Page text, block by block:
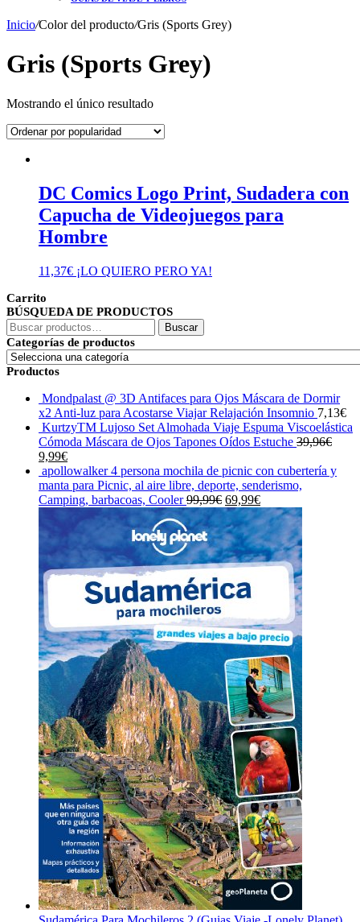
Inicio/Color del producto/Gris (Sports Grey)
Gris (Sports Grey)
Mostrando el único resultado
DC Comics Logo Print, Sudadera con
Capucha de Videojuegos para
Hombre
11,37€ ¡LO QUIERO PERO YA!
Carrito
BÚSQUEDA DE PRODUCTOS
Buscar
por:
Buscar
Categorías de productos
Productos
Mondpalast @ 3D Antifaces para Ojos Máscara de Dormir
x2 Anti-luz para Acostarse Viajar Relajación Insomnio 7,13€
KurtzyTM Lujoso Set Almohada Viaje Espuma Viscoelástica
Cómoda Máscara de Ojos Tapones Oídos Estuche 39,96€
El
precio
original
era:
9,99€El
precio
actual
es:
apollowalker 4 persona mochila de picnic con cubertería y
manta para Picnic, al aire libre, deporte, senderismo,
Camping, barbacoas, Cooler 99,99€ El
precio
original
era:
99,99€.
69,99€El
precio
actual
es:
69,99€.